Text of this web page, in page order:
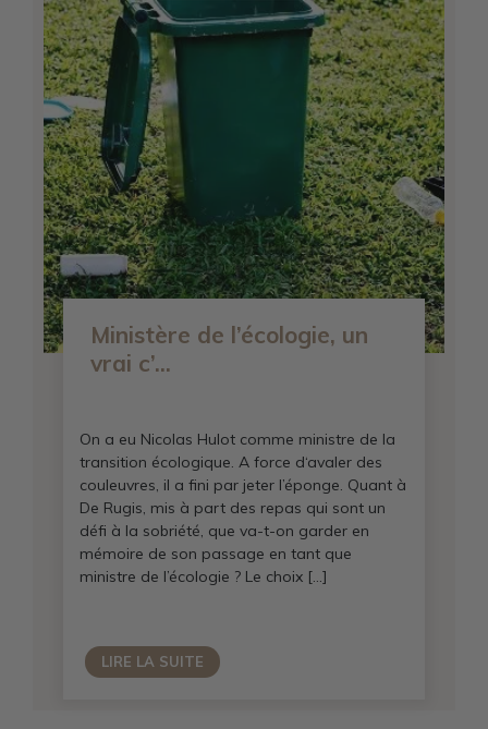
Ministère de l’écologie, un
vrai c’...
On a eu Nicolas Hulot comme ministre de la
transition écologique. A force d‘avaler des
couleuvres, il a fini par jeter l’éponge. Quant à
De Rugis, mis à part des repas qui sont un
défi à la sobriété, que va-t-on garder en
mémoire de son passage en tant que
ministre de l’écologie ? Le choix […]
LIRE LA SUITE